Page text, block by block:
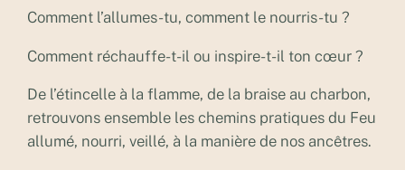
Comment l’allumes-tu, comment le nourris-tu ?
Comment réchauffe-t-il ou inspire-t-il ton cœur ?
De l’étincelle à la flamme, de la braise au charbon,
retrouvons ensemble les chemins pratiques du Feu
allumé, nourri, veillé, à la manière de nos ancêtres.